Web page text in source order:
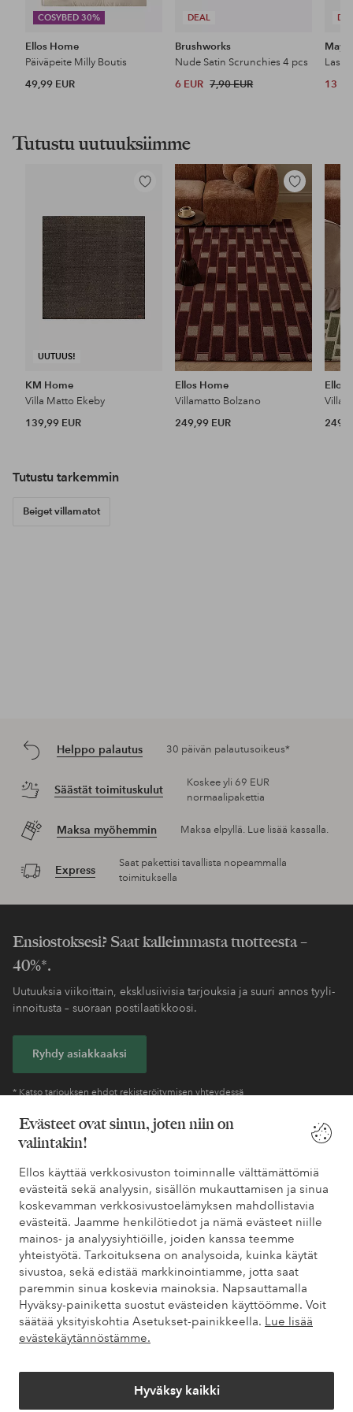
Evästeet ovat sinun, joten niin on
valintakin!
Ellos käyttää verkkosivuston toiminnalle välttämättömiä
evästeitä sekä analyysin, sisällön mukauttamisen ja sinua
koskevamman verkkosivustoelämyksen mahdollistavia
evästeitä. Jaamme henkilötiedot ja nämä evästeet niille
mainos- ja analyysiyhtiöille, joiden kanssa teemme
yhteistyötä. Tarkoituksena on analysoida, kuinka käytät
sivustoa, sekä edistää markkinointiamme, jotta saat
paremmin sinua koskevia mainoksia. Napsauttamalla
Hyväksy-painiketta suostut evästeiden käyttöömme. Voit
säätää yksityiskohtia Asetukset-painikkeella. Lue lisää
evästekäytännöstämme.
Hyväksy kaikki
COSYBED 30%
Ellos Home
Päiväpeite Milly Boutis
49,99 EUR
DEAL
Brushworks
Nude Satin Scrunchies 4 pcs
6 EUR 7,90 EUR 13
Tutustu uutuuksiimme
UUTUUS!
Lisää
suosikkeihin
KM Home
Villa Matto Ekeby
139,99 EUR
Lisää
suosikkeihin
Ellos Home
Villamatto Bolzano
249,99 EUR
Ellos
Tutustu tarkemmin
Beiget villamatot
Helppo palautus 30 päivän palautusoikeus*
Säästät toimituskulut
Koskee yli 69 EUR
normaalipakettia
Maksa myöhemmin Maksa elpyllä. Lue lisää kassalla.
Express
Saat pakettisi tavallista nopeammalla
toimituksella
Ensiostoksesi? Saat kalleimmasta tuotteesta –
40%*.
Uutuuksia viikoittain, eksklusiivisia tarjouksia ja suuri annos tyyli-
innoitusta – suoraan postilaatikkoosi.
Ryhdy asiakkaaksi
* Katso tarjouksen ehdot rekisteröitymisen yhteydessä
Tarvitsetko apua?
Löydät vastaukset useimmin kysyttyihin kysymyksiin usein
kysytyistä kysymyksistä. Löydät myös tietoa siitä, miten voit ottaa
meihin yhteyttä.
Asiakaspalvelu Tilaukset Maksutavat
Omat sivut